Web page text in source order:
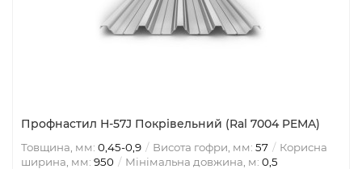
Профнастил Н-57J Покрівельний (Ral 7004 PEMA)
Товщина, мм: 0,45-0,9 Висота гофри, мм: 57
Корисна
ширина, мм: 950 Мінімальна довжина, м: 0,5